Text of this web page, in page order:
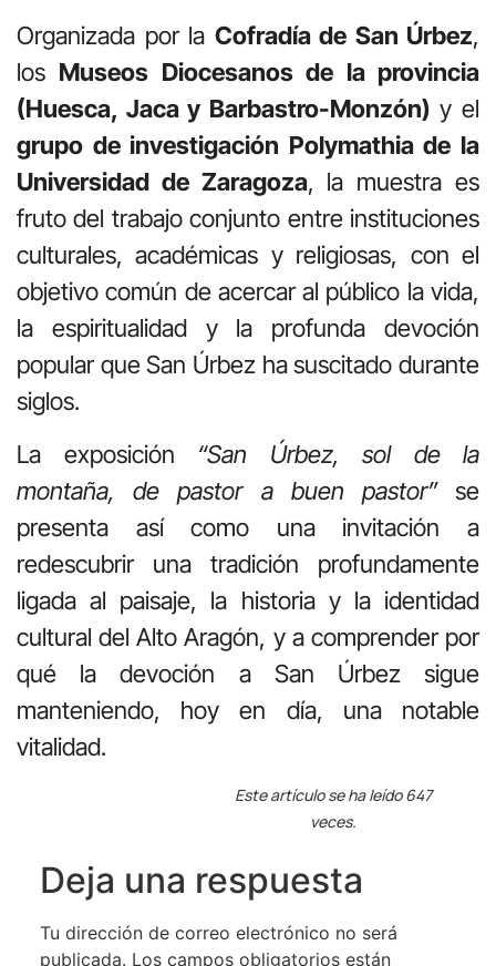
Organizada por la Cofradía de San Úrbez,
los Museos Diocesanos de la provincia
(Huesca, Jaca y Barbastro-Monzón) y el
grupo de investigación Polymathia de la
Universidad de Zaragoza, la muestra es
fruto del trabajo conjunto entre instituciones
culturales, académicas y religiosas, con el
objetivo común de acercar al público la vida,
la espiritualidad y la profunda devoción
popular que San Úrbez ha suscitado durante
siglos.
La exposición “San Úrbez, sol de la
montaña, de pastor a buen pastor”se
presenta así como una invitación a
redescubrir una tradición profundamente
ligada al paisaje, la historia y la identidad
cultural del Alto Aragón, y a comprender por
qué la devoción a San Úrbez sigue
manteniendo, hoy en día, una notable
vitalidad.
Este artículo se ha leído 647
veces.
Deja una respuesta
Tu dirección de correo electrónico no será
publicada. Los campos obligatorios están